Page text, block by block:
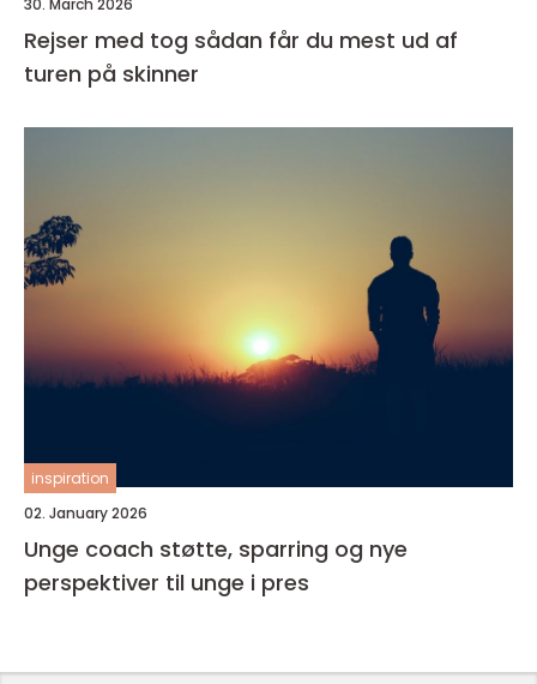
30. March 2026
Rejser med tog sådan får du mest ud af
turen på skinner
inspiration
02. January 2026
Unge coach støtte, sparring og nye
perspektiver til unge i pres